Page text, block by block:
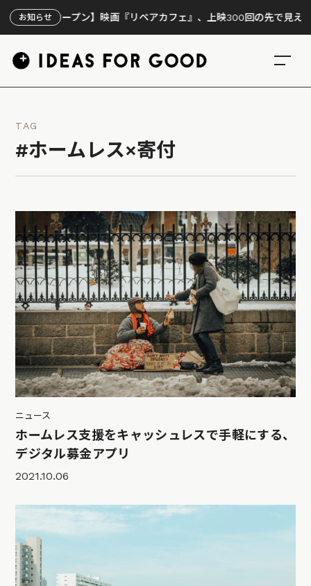
お知らせ
オープン】映画『リペアカフェ』、上映300回の先で見えてきたこと
TAG
#ホームレス×寄付
ニュース
ホームレス支援をキャッシュレスで手軽にする、
デジタル募金アプリ
2021.10.06